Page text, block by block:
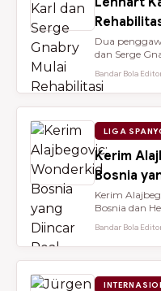
Dua
dan Serge
Bandar Bola
LIGA
Kerim
Bosnia
Kerim
Bosnia dan
Bandar Bola